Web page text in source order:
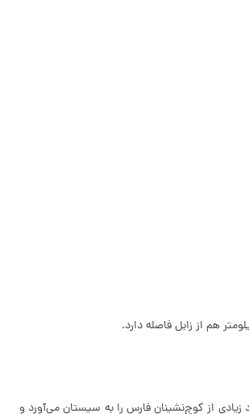
از کوچ‌نشینان فارس را به سیستان می‌آورد و